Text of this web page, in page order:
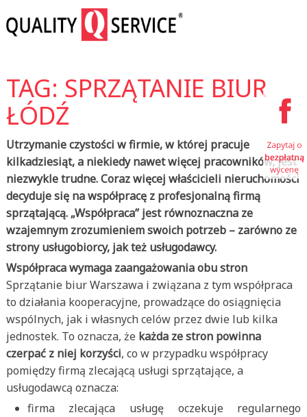
TAG: SPRZĄTANIE BIUR
ŁÓDŹ
Utrzymanie czystości w firmie, w której pracuje
kilkadziesiąt, a niekiedy nawet więcej pracowników, jest
niezwykle trudne. Coraz więcej właścicieli nieruchomości
decyduje się na współpracę z profesjonalną firmą
sprzątającą. „Współpraca” jest równoznaczna ze
wzajemnym zrozumieniem swoich potrzeb – zarówno ze
strony usługobiorcy, jak też usługodawcy.
Współpraca wymaga zaangażowania obu stron
Sprzątanie biur Warszawa i związana z tym współpraca
to działania kooperacyjne, prowadzące do osiągnięcia
wspólnych, jak i własnych celów przez dwie lub kilka
jednostek. To oznacza, że każda ze stron powinna
czerpać z niej korzyści, co w przypadku współpracy
pomiędzy firmą zlecającą usługi sprzątające, a
usługodawcą oznacza:
firma zlecająca usługę oczekuje regularnego